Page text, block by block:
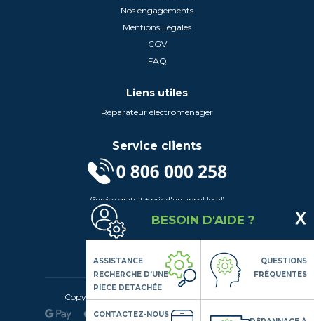
Nos engagements
Mentions Légales
CGV
FAQ
Liens utiles
Réparateur électroménager
Service clients
(Service gratuit + prix d'un appel local)
Lundi au Vendredi de 9h à 18h
Contactez-Nous
Suivez-nous
Copyright© 2020 LSDLP, Tous droits réservés
BESOIN D'AIDE ?
ASSISTANCE
RECHERCHE D'UNE
PIECE DETACHÉE
QUESTIONS
FRÉQUENTES
CONTACTEZ-NOUS